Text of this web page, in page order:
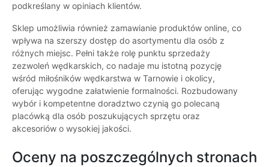
podkreślany w opiniach klientów.
Sklep umożliwia również zamawianie produktów online, co
wpływa na szerszy dostęp do asortymentu dla osób z
różnych miejsc. Pełni także rolę punktu sprzedaży
zezwoleń wędkarskich, co nadaje mu istotną pozycję
wśród miłośników wędkarstwa w Tarnowie i okolicy,
oferując wygodne załatwienie formalności. Rozbudowany
wybór i kompetentne doradztwo czynią go polecaną
placówką dla osób poszukujących sprzętu oraz
akcesoriów o wysokiej jakości.
Oceny na poszczególnych stronach